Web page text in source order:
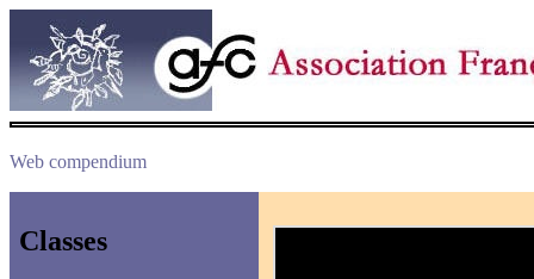
Web compendium
Classes